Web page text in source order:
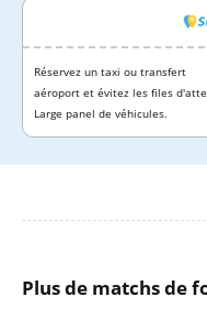
Réservez un taxi ou transfert
aéroport et évitez les files
Large panel de véhicules.
Plus de matchs de